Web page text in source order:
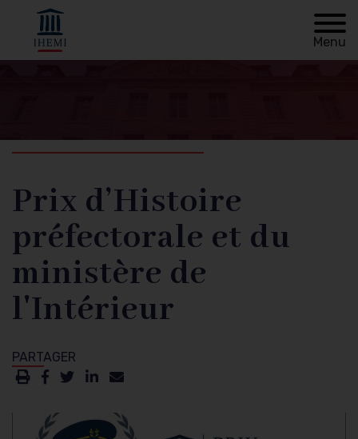
Retour à
Menu
Fil
d'Ariane
Prix d’Histoire
préfectorale et du
ministère de
l'Intérieur